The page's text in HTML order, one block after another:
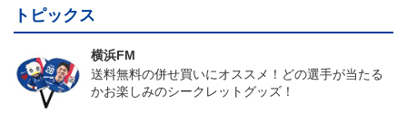
トピックス
横浜FM
送料無料の併せ買いにオススメ！どの選手が当たる
かお楽しみのシークレットグッズ！